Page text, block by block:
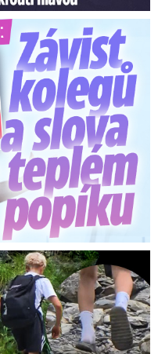
kolegů a teplý popík